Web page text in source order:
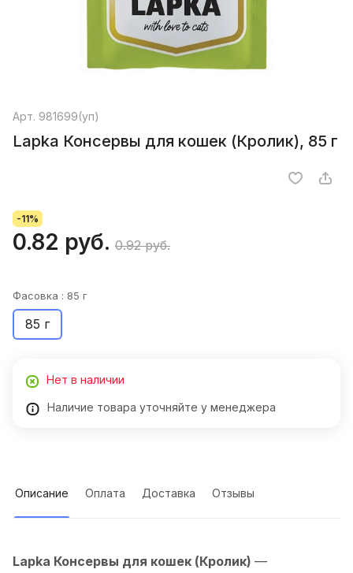
Арт. 981699(уп)
Lapka Консервы для кошек (Кролик), 85 г
-11%
0.82 руб. 0.92 руб.
Фасовка : 85 г
85 г
Нет в наличии
Наличие товара уточняйте у менеджера
Описание Оплата Доставка Отзывы
Lapka Консервы для кошек (Кролик) —